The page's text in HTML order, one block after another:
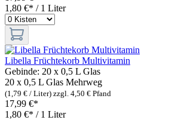
1,80 €* / 1 Liter
Libella Früchtekorb Multivitamin
Gebinde: 20 x 0,5 L Glas
20 x 0,5 L Glas Mehrweg
(1,79 € / Liter) zzgl. 4,50 € Pfand
17,99 €*
1,80 €* / 1 Liter